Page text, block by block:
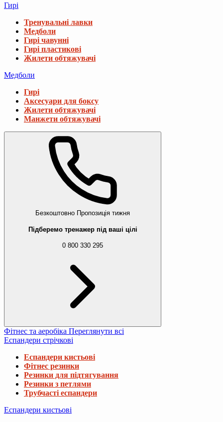
Гирі
Тренувальні лавки
Медболи
Гирі чавунні
Гирі пластикові
Жилети обтяжувачі
Медболи
Гирі
Аксесуари для боксу
Жилети обтяжувачі
Манжети обтяжувачі
Безкоштовно Пропозиція тижня
Підберемо тренажер під ваші цілі
0 800 330 295
Фітнес та аеробіка Переглянути всі
Еспандери стрічкові
Еспандери кистьові
Фітнес резинки
Резинки для підтягування
Резинки з петлями
Трубчасті еспандери
Еспандери кистьові